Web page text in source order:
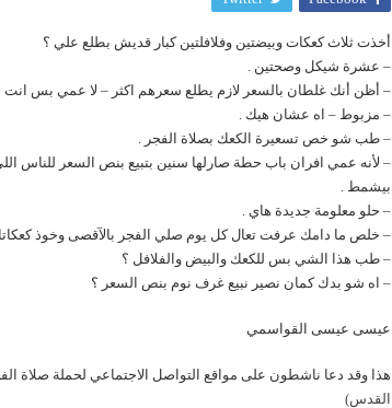
أخذت ثلاث كعكات وبيضتين وفلافلتين كبار قديش بطلع علي ؟
– عشرة شيكل وصحتين .
– أظن أنك غلطان بالسعر لازم يطلع سعرهم اكثر – لا عمي بس انت
– مزبوط – اه عشان هيك .
– طب شو خص تسعيرة الكعك بصلاة الفجر .
– لأنه عمي افران باب حطة صارلها سنين بتبيع بنص السعر للناس
بيشمط .
– حلو معلومة جديدة هاي .
– خلص ما دامك عرفت تعال كل يوم صلي الفجر بالآقصى وخوذ
– طب هذا الشي بس للكعك والبيض والفلافل ؟
– اه شو بدك كمان نصير نبيع غرف نوم بنص السعر ؟
عيسى عيسى القواسمي
هذا وقد دعا ناشطون على مواقع التواصل الاجتماعي لحملة صلاة
القدس)